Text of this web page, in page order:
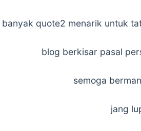
banyak quote2 menarik untuk
blog berkisar pasal
semoga
jang